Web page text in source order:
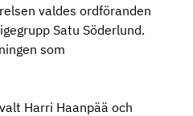
valdes ordföranden
Satu Söderlund.
som
Harri Haanpää och